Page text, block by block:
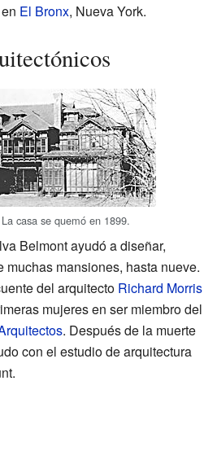
El Bronx, Nueva York.
casa se quemó en 1899.
Belmont ayudó a diseñar,
muchas mansiones, hasta nueve.
del arquitecto Richard Morris
mujeres en ser miembro del
. Después de la muerte
con el estudio de arquitectura